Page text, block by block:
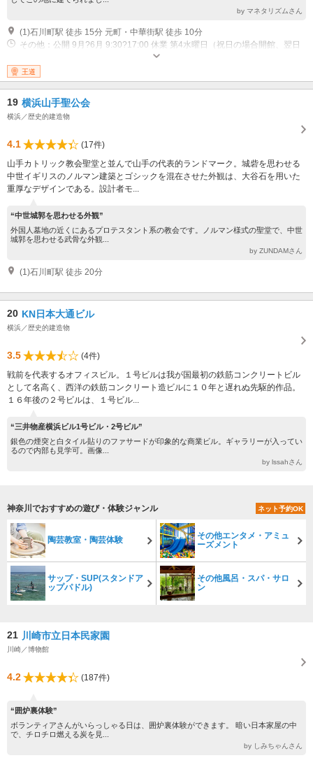
by マネタリズムさん
(1)石川町駅 徒歩 15分 元町・中華街駅 徒歩 10分
その他：公開 9月?6月 9:30?17:00 休業 第4水曜日（祝日の場合開館、翌日
休） 休業 12月29日?1月3日 年末年始 公開 7月?8月 9:30?18:00
王道
19 横浜山手聖公会
横浜／歴史的建造物
4.1
(17件)
山手カトリック教会聖堂と並んで山手の代表的ランドマーク。城砦を思わせる
中世イギリスのノルマン建築とゴシックを混在させた外観は、大谷石を用いた
重厚なデザインである。設計者モ...
“中世城郭を思わせる外観”
外国人墓地の近くにあるプロテスタント系の教会です。ノルマン様式の聖堂で、中世
城郭を思わせる武骨な外観...
by ZUNDAMさん
(1)石川町駅 徒歩 20分
20 KN日本大通ビル
横浜／歴史的建造物
3.5
(4件)
戦前を代表するオフィスビル。１号ビルは我が国最初の鉄筋コンクリートビル
として名高く、西洋の鉄筋コンクリート造ビルに１０年と遅れぬ先駆的作品。
１６年後の２号ビルは、１号ビル...
“三井物産横浜ビル1号ビル・2号ビル”
銀色の煙突と白タイル貼りのファサードが印象的な商業ビル。ギャラリーが入ってい
るので内部も見学可。画像...
by lssahさん
神奈川でおすすめの遊び・体験ジャンル ネット予約OK
陶芸教室・陶芸体験
その他エンタメ・アミュ
ーズメント
サップ・SUP(スタンドア
ップパドル)
その他風呂・スパ・サロ
ン
21 川崎市立日本民家園
川崎／博物館
4.2 (187件)
“囲炉裏体験”
ボランティアさんがいらっしゃる日は、囲炉裏体験ができます。 暗い日本家屋の中
で、チロチロ燃える炭を見...
by しみちゃんさん